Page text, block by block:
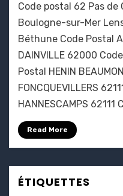
Code postal 62 Pas de
Boulogne-sur-Mer
Béthune Code Postal
DAINVILLE 62000
Postal HENIN
FONCQUEVILLERS
HANNESCAMPS 62111
Read More
ÉTIQUETTES